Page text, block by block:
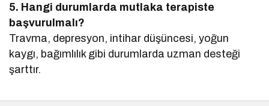
5. Hangi durumlarda mutlaka terapiste
başvurulmalı?
Travma, depresyon, intihar düşüncesi, yoğun
kaygı, bağımlılık gibi durumlarda uzman desteği
şarttır.